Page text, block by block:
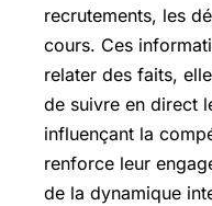
recrutements, les
cours. Ces
relater des faits,
de suivre en direct
influençant la
renforce leur
de la dynamique